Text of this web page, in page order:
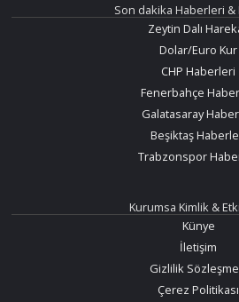
Son dakika Haberleri
Zeytin Dalı
Dolar/Euro Kur
CHP Haberleri
Fenerbahçe
Galatasaray
Beşiktaş
Trabzonspor
Kurumsa Kimlik &
Künye
İletişim
Gizlilik
Çerez Politikası